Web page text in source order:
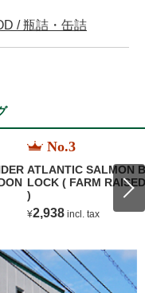
/ 瓶詰・缶詰
No.3
ATLANTIC SALMON B
LOCK ( FARM RAISED
)
¥2,938 incl. tax